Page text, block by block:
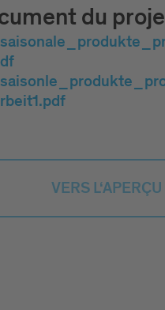
du
df
rbeit1.pdf
VERS L‘APERÇU